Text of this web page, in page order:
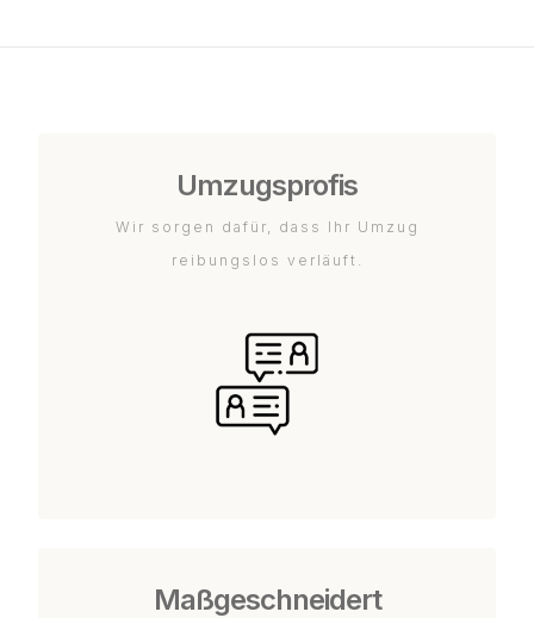
Umzugsprofis
Wir sorgen dafür, dass Ihr Umzug
reibungslos verläuft.
Maßgeschneidert